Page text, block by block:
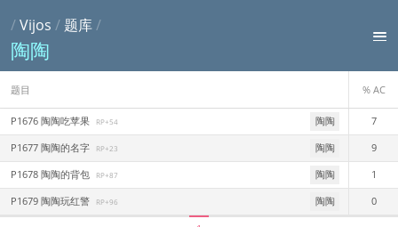
/Vijos / 题库/
陶陶
题目 % AC
P1676 陶陶吃苹果 RP+54 陶陶 7
P1677 陶陶的名字 RP+23 陶陶 9
P1678 陶陶的背包 RP+87 陶陶 1
P1679 陶陶玩红警 RP+96 陶陶 0